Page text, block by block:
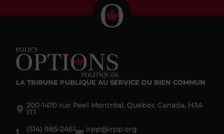
LA TRIBUNE PUBLIQUE AU SERVICE DU BIEN COMMUN
200-1470 rue Peel Montréal, Québec Canada, H3A
1T1
(514) 985-2461
irpp@irpp.org